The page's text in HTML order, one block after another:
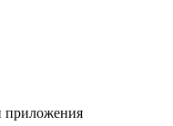
приложения